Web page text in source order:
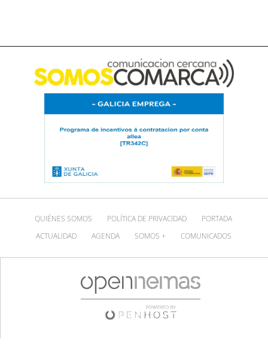
QUIÉNES SOMOS POLÍTICA DE PRIVACIDAD
PORTADA
ACTUALIDAD
AGENDA SOMOS + COMUNICADOS